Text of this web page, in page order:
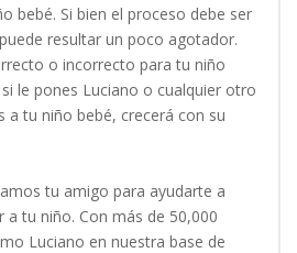
bebé. Si bien el proceso debe ser
resultar un poco agotador.
o incorrecto para tu niño
le pones Luciano o cualquier otro
a tu niño bebé, crecerá con su
tu amigo para ayudarte a
tu niño. Con más de 50,000
Luciano en nuestra base de